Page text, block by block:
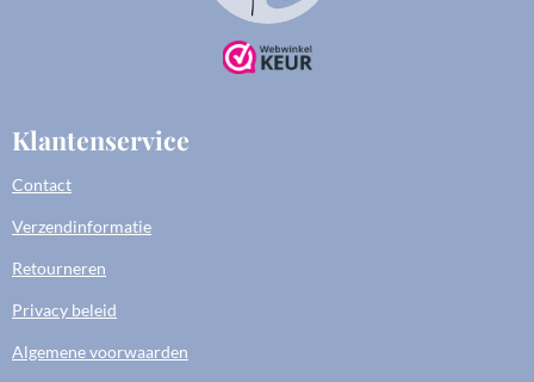
Klantenservice
Contact
Verzendinformatie
Retourneren
Privacy beleid
Algemene voorwaarden